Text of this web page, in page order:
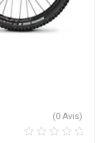
(0 Avis)